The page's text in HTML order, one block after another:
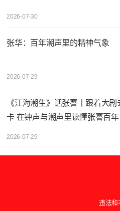
2026-07-30
张华：百年潮声里的精神气象
2026-07-29
《江海潮生》话张謇丨‌跟着大剧
卡 在钟声与潮声里读懂张謇百年
2026-07-29
违法和